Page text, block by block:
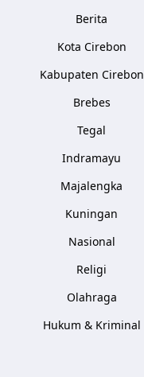
Berita
Kota Cirebon
Kabupaten Cirebon
Brebes
Tegal
Indramayu
Majalengka
Kuningan
Nasional
Religi
Olahraga
Hukum & Kriminal